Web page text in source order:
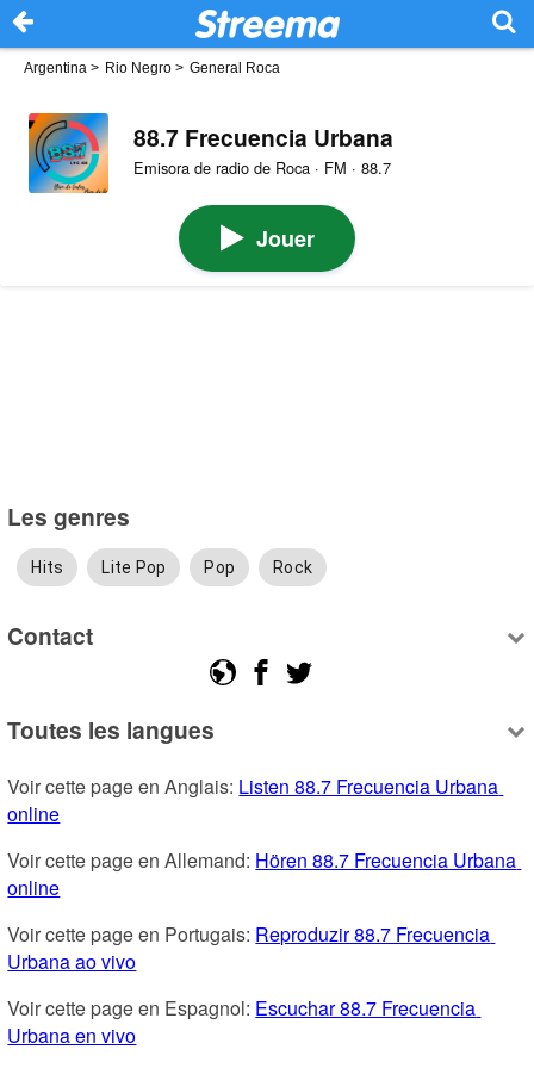
Argentina > Rio Negro > General Roca
88.7 Frecuencia Urbana
Emisora de radio de Roca · FM · 88.7
Jouer
Les genres
Hits Lite Pop Pop Rock
Contact
Toutes les langues
Voir cette page en Anglais: Listen 88.7 Frecuencia Urbana
online
Voir cette page en Allemand: Hören 88.7 Frecuencia Urbana
online
Voir cette page en Portugais: Reproduzir 88.7 Frecuencia
Urbana ao vivo
Voir cette page en Espagnol: Escuchar 88.7 Frecuencia
Urbana en vivo